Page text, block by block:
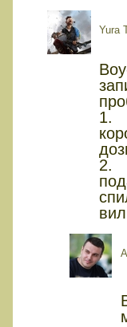
Yura
1.
2.